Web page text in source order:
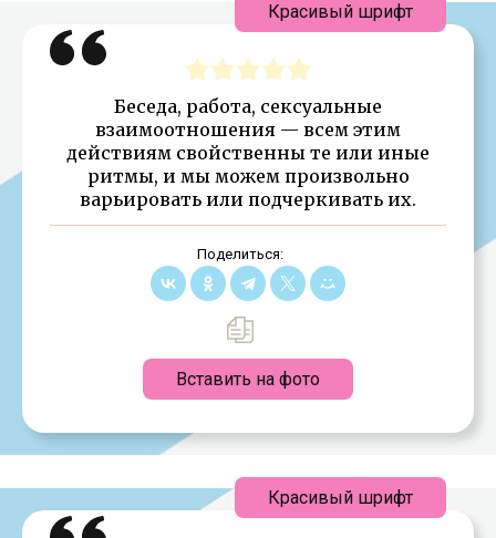
Беседа, работа, сексуальные
взаимоотношения — всем этим
действиям свойственны те или иные
ритмы, и мы можем произвольно
варьировать или подчеркивать их.
Поделиться:
Вставить на фото
Красивый шрифт
Красивый шрифт